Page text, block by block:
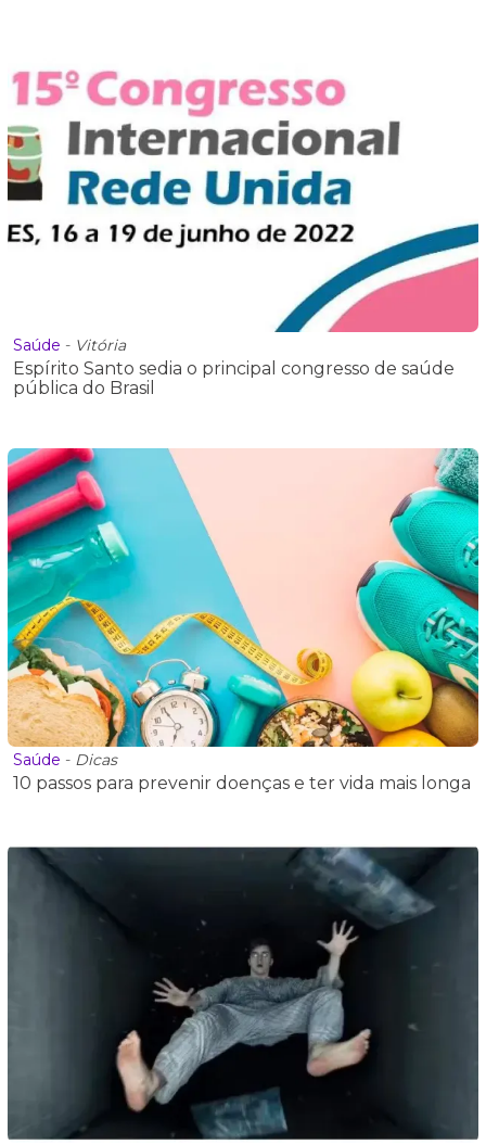
Saúde - Vitória
Espírito Santo sedia o principal congresso de saúde
pública do Brasil
Saúde - Dicas
10 passos para prevenir doenças e ter vida mais longa